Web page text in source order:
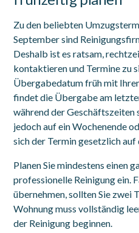
Zu den beliebten
September sind
Deshalb ist es ratsam,
kontaktieren und Termine zu
Übergabedatum früh mit
findet die Übergabe am
während der
jedoch auf ein Wochenende
sich der Termin gesetzlich auf
Planen Sie mindestens einen
professionelle Reinigung ein.
übernehmen, sollten Sie zwei
Wohnung muss vollständig
der Reinigung beginnen.